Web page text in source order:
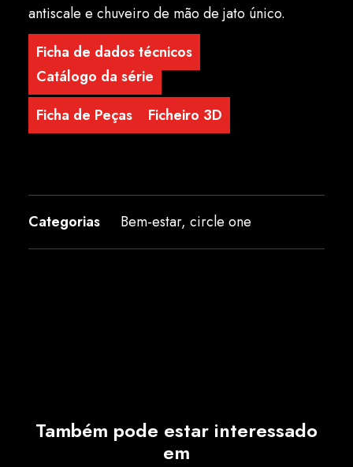
antiscale e chuveiro de mão de jato único.
Ficha de dados técnicos
Catálogo da série
Ficha de Peças
Ficheiro 3D
Categorias Bem-estar, circle one
Também pode estar interessado
em